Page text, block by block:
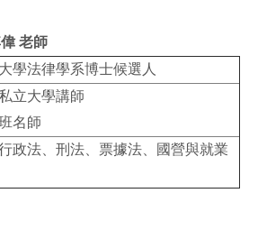
老師
學法律學系博士候選人
立大學講師
名師
政法、刑法、票據法、國營與就業